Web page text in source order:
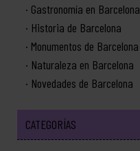
Gastronomía en Barcelona
Historia de Barcelona
Monumentos de Barcelona
Naturaleza en Barcelona
Novedades de Barcelona
CATEGORÍAS